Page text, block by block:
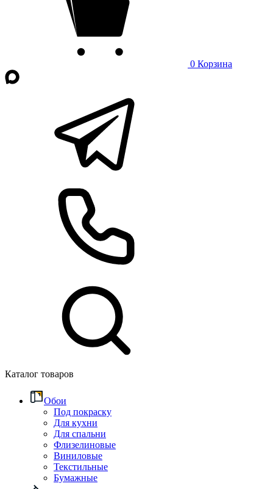
0 Корзина
Каталог товаров
Обои
Под покраску
Для кухни
Для спальни
Флизелиновые
Виниловые
Текстильные
Бумажные